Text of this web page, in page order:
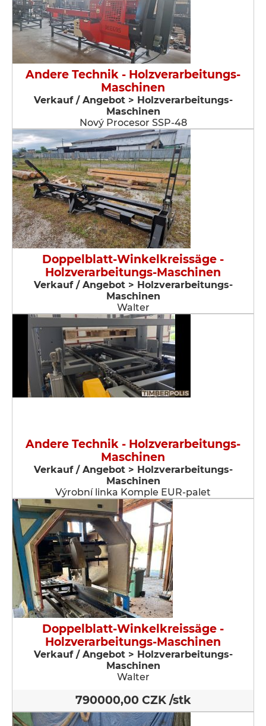
Andere Technik - Holzverarbeitungs-
Maschinen
Verkauf / Angebot > Holzverarbeitungs-
Maschinen
Nový Procesor SSP-48
Doppelblatt-Winkelkreissäge -
Holzverarbeitungs-Maschinen
Verkauf / Angebot > Holzverarbeitungs-
Maschinen
Walter
Andere Technik - Holzverarbeitungs-
Maschinen
Verkauf / Angebot > Holzverarbeitungs-
Maschinen
Výrobní linka Komple EUR-palet
Doppelblatt-Winkelkreissäge -
Holzverarbeitungs-Maschinen
Verkauf / Angebot > Holzverarbeitungs-
Maschinen
Walter
790000,00 CZK /stk